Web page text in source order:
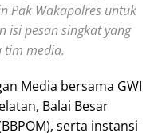
Pak Wakapolres untuk
isi pesan singkat yang
tim media.
Media bersama GWI
Balai Besar
serta instansi